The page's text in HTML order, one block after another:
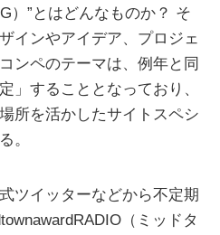
）”とはどんなものか？ そ
インやアイデア、プロジェ
ンペのテーマは、例年と同
」することとなっており、
所を活かしたサイトスペシ
。
ツイッターなどから不定期
（ミッドタ